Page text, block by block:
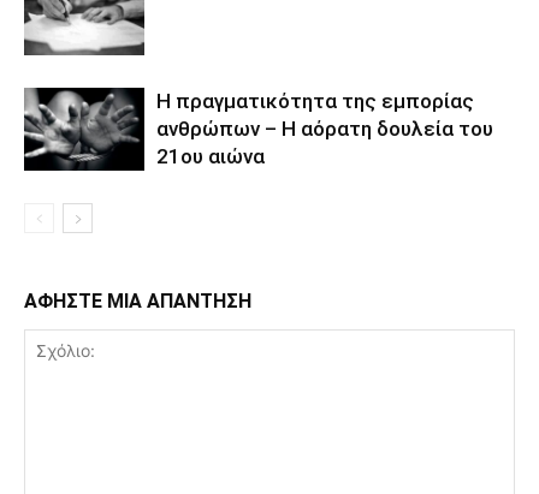
Η πραγματικότητα της εμπορίας
ανθρώπων – Η αόρατη δουλεία του
21ου αιώνα
ΑΦΗΣΤΕ ΜΙΑ ΑΠΑΝΤΗΣΗ